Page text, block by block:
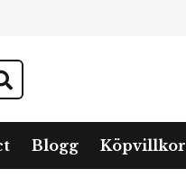
Blogg Köpvillkor